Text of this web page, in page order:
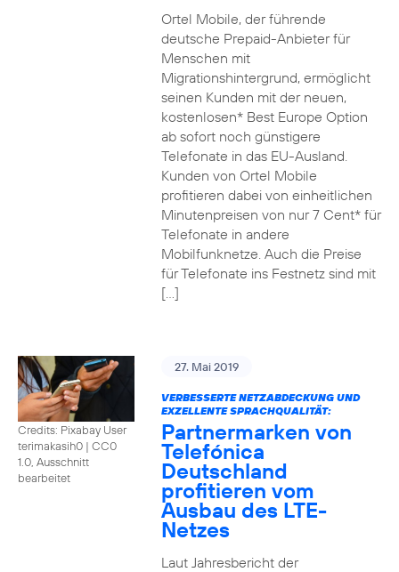
Ortel Mobile, der führende
deutsche Prepaid-Anbieter für
Menschen mit
Migrationshintergrund, ermöglicht
seinen Kunden mit der neuen,
kostenlosen* Best Europe Option
ab sofort noch günstigere
Telefonate in das EU-Ausland.
Kunden von Ortel Mobile
profitieren dabei von einheitlichen
Minutenpreisen von nur 7 Cent* für
Telefonate in andere
Mobilfunknetze. Auch die Preise
für Telefonate ins Festnetz sind mit
[…]
Credits: Pixabay User
terimakasih0 | CC0
1.0, Ausschnitt
bearbeitet
27. Mai 2019
VERBESSERTE NETZABDECKUNG UND
EXZELLENTE SPRACHQUALITÄT:
Partnermarken von
Telefónica
Deutschland
profitieren vom
Ausbau des LTE-
Netzes
Laut Jahresbericht der